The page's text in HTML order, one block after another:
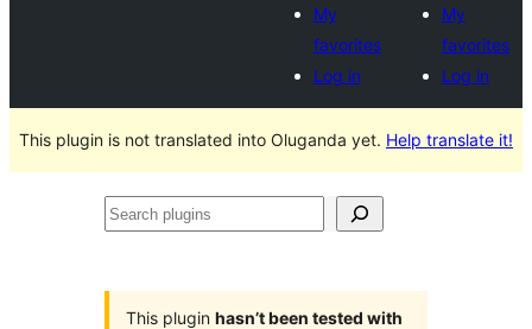
My
favorites
Log in
My
favorites
Log in
This plugin is not translated into Oluganda yet. Help translate it!
Search
This plugin hasn’t been tested with